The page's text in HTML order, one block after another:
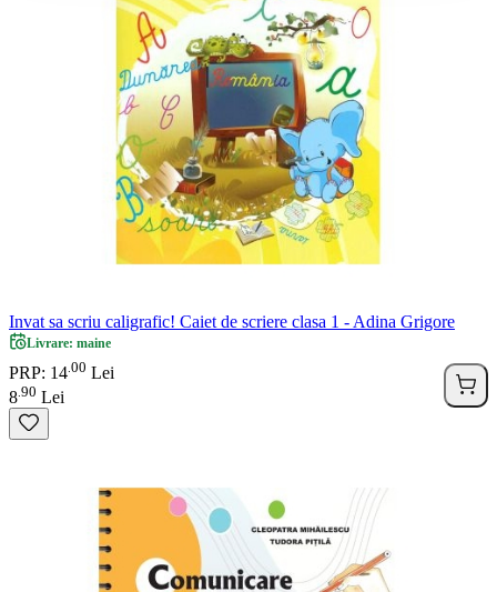
Invat sa scriu caligrafic! Caiet de scriere clasa 1 - Adina Grigore
Livrare: maine
PRP: 14 00 Lei
8 90 Lei